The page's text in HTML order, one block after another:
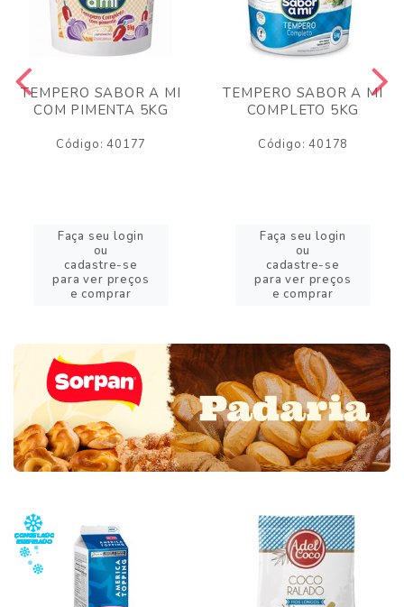
TEMPERO SABOR A MI
COM PIMENTA 5KG
Código: 40177
Faça seu login
ou
cadastre-se
para ver preços
e comprar
TEMPERO SABOR A MI
COMPLETO 5KG
Código: 40178
Faça seu login
ou
cadastre-se
para ver preços
e comprar